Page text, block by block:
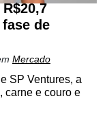
de
Mercado
SP Ventures, a
carne e couro e